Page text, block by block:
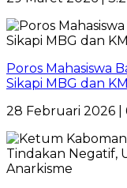
Poros Mahasiswa
Sikapi MBG dan
28 Februari 2026 |